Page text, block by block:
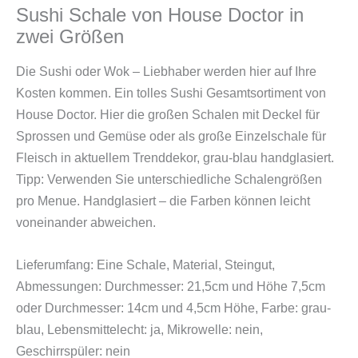
Sushi Schale von House Doctor in
zwei Größen
Die Sushi oder Wok – Liebhaber werden hier auf Ihre
Kosten kommen. Ein tolles Sushi Gesamtsortiment von
House Doctor. Hier die großen Schalen mit Deckel für
Sprossen und Gemüse oder als große Einzelschale für
Fleisch in aktuellem Trenddekor, grau-blau handglasiert.
Tipp: Verwenden Sie unterschiedliche Schalengrößen
pro Menue. Handglasiert – die Farben können leicht
voneinander abweichen.
Lieferumfang: Eine Schale, Material, Steingut,
Abmessungen: Durchmesser: 21,5cm und Höhe 7,5cm
oder Durchmesser: 14cm und 4,5cm Höhe, Farbe: grau-
blau, Lebensmittelecht: ja, Mikrowelle: nein,
Geschirrspüler: nein